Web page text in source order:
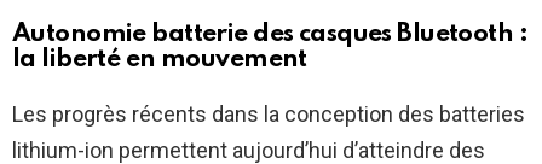
Autonomie batterie des casques Bluetooth :
la liberté en mouvement
Les progrès récents dans la conception des batteries
lithium-ion permettent aujourd’hui d’atteindre des